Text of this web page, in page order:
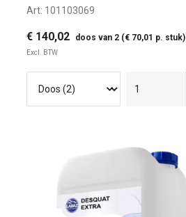
Art: 101103069
€ 140,02 doos van 2 (€ 70,01 p. stuk)
Excl. BTW
5 LITER